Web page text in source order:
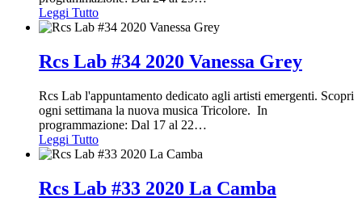
Leggi Tutto
Rcs Lab #34 2020 Vanessa Grey
Rcs Lab l'appuntamento dedicato agli artisti emergenti. Scopri
ogni settimana la nuova musica Tricolore. In
programmazione: Dal 17 al 22…
Leggi Tutto
Rcs Lab #33 2020 La Camba